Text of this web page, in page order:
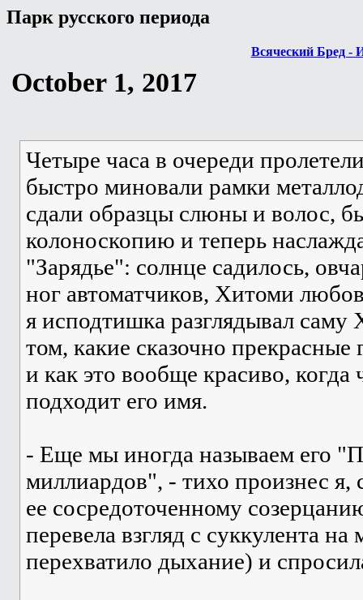
Парк русского периода
Всяческий Бред -
October 1, 2017
Четыре часа в очереди
быстро миновали рамки
сдали образцы слюны и волос,
колоноскопию и теперь
"Зарядье": солнце садилось,
ног автоматчиков, Хитоми
я исподтишка разглядывал
том, какие сказочно
и как это вообще красиво, когда
подходит его имя.
- Еще мы иногда называем его
миллиардов", - тихо произнес я,
ее сосредоточенному
перевела взгляд с суккулента
перехватило дыхание) и